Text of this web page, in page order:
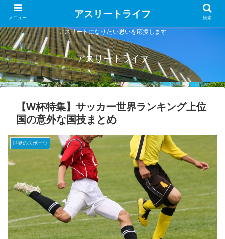
アスリートになりたい思いを応援します
アスリートライフ
【W杯特集】サッカー世界ランキング上位
国の意外な国技まとめ
世界のスポーツ
メニュー アスリートライフ 検索